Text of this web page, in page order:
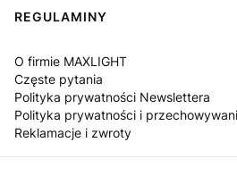
REGULAMINY
O firmie MAXLIGHT
Częste pytania
Polityka prywatności Newslettera
Polityka prywatności i
Reklamacje i zwroty